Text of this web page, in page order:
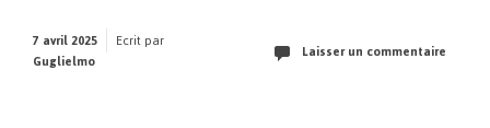
7 avril 2025
Ecrit par
Guglielmo
Laisser un commentaire